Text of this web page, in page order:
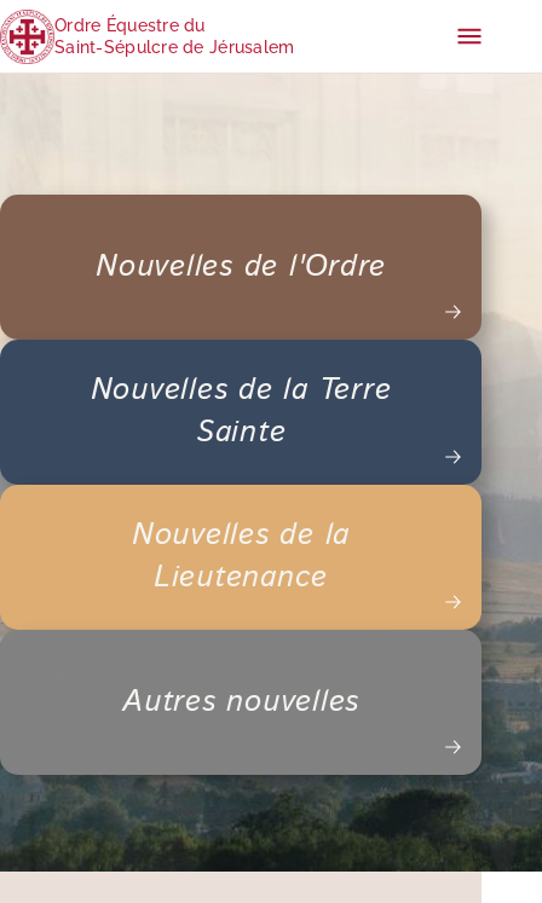
Ordre Équestre du
Saint-Sépulcre de Jérusalem
Nouvelles de l'Ordre
Nouvelles de la Terre
Sainte
Nouvelles de la
Lieutenance
Autres nouvelles